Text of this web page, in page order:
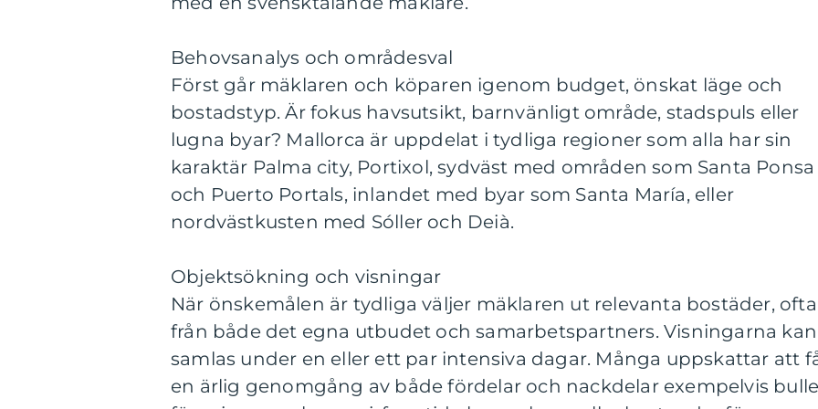
Behovsanalys och områdesval
Först går mäklaren och köparen igenom budget, önskat läge och
bostadstyp. Är fokus havsutsikt, barnvänligt område, stadspuls eller
lugna byar? Mallorca är uppdelat i tydliga regioner som alla har sin
karaktär Palma city, Portixol, sydväst med områden som Santa Ponsa
och Puerto Portals, inlandet med byar som Santa María, eller
nordvästkusten med Sóller och Deià.
Objektsökning och visningar
När önskemålen är tydliga väljer mäklaren ut relevanta bostäder, ofta
från både det egna utbudet och samarbetspartners. Visningarna kan
samlas under en eller ett par intensiva dagar. Många uppskattar att
en ärlig genomgång av både fördelar och nackdelar exempelvis